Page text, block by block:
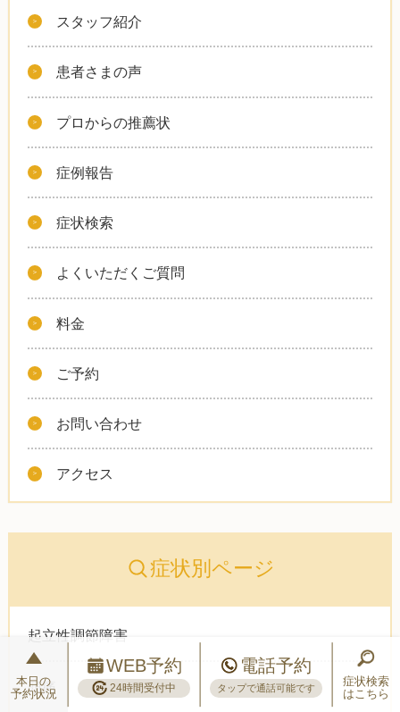
スタッフ紹介
患者さまの声
プロからの推薦状
症例報告
症状検索
よくいただくご質問
料金
ご予約
お問い合わせ
アクセス
症状別ページ
起立性調節障害
頭痛
本日の
予約状況
WEB予約
24時間受付中
電話予約
タップで通話可能です
症状検索
はこちら